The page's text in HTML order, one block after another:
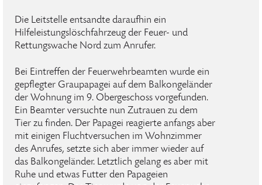
Die Leitstelle entsandte daraufhin ein
Hilfeleistungslöschfahrzeug der Feuer- und
Rettungswache Nord zum Anrufer.
Bei Eintreffen der Feuerwehrbeamten wurde ein
gepflegter Graupapagei auf dem Balkongeländer
der Wohnung im 9. Obergeschoss vorgefunden.
Ein Beamter versuchte nun Zutrauen zu dem
Tier zu finden. Der Papagei reagierte anfangs aber
mit einigen Fluchtversuchen im Wohnzimmer
des Anrufes, setzte sich aber immer wieder auf
das Balkongeländer. Letztlich gelang es aber mit
Ruhe und etwas Futter den Papageien